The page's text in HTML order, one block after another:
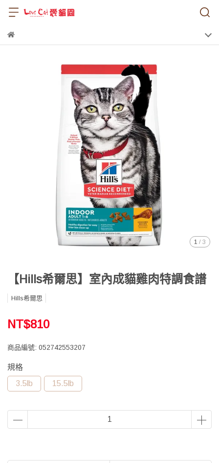
1 / 3
【Hills希爾思】室內成貓雞肉特調食譜
Hills希爾思
NT$810
商品編號: 052742553207
規格
3.5lb
15.5lb